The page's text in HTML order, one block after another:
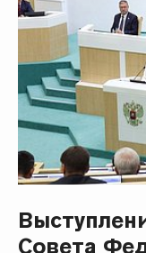
Совета